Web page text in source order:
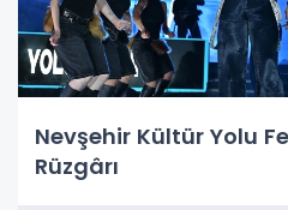
Nevşehir Kültür Yolu
Rüzgârı